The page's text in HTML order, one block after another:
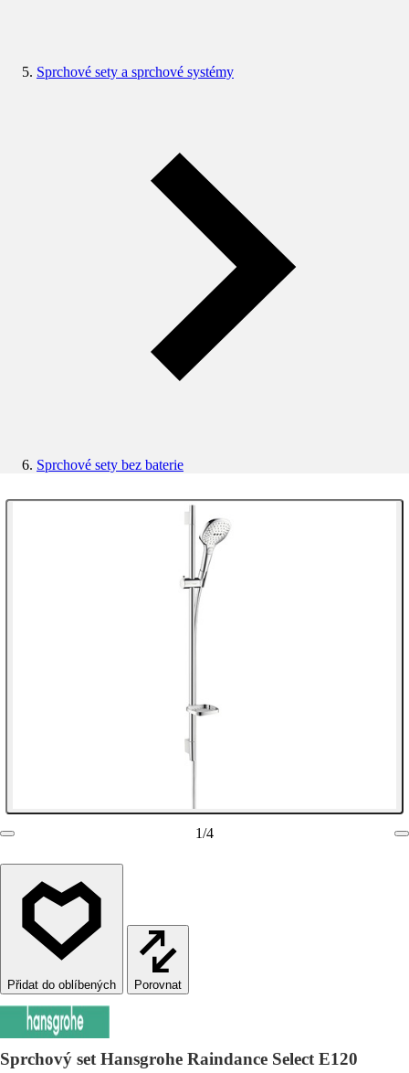
Sprchové sety a sprchové systémy
Sprchové sety bez baterie
1/4
Porovnat
Sprchový set Hansgrohe Raindance Select E120